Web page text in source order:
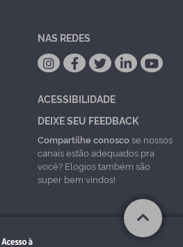
NAS REDES
ACESSIBILIDADE
DEIXE SEU FEEDBACK
Compartilhe conoscose nossos
canais estão adequados pra
você? Elogios também são
super bem vindos!